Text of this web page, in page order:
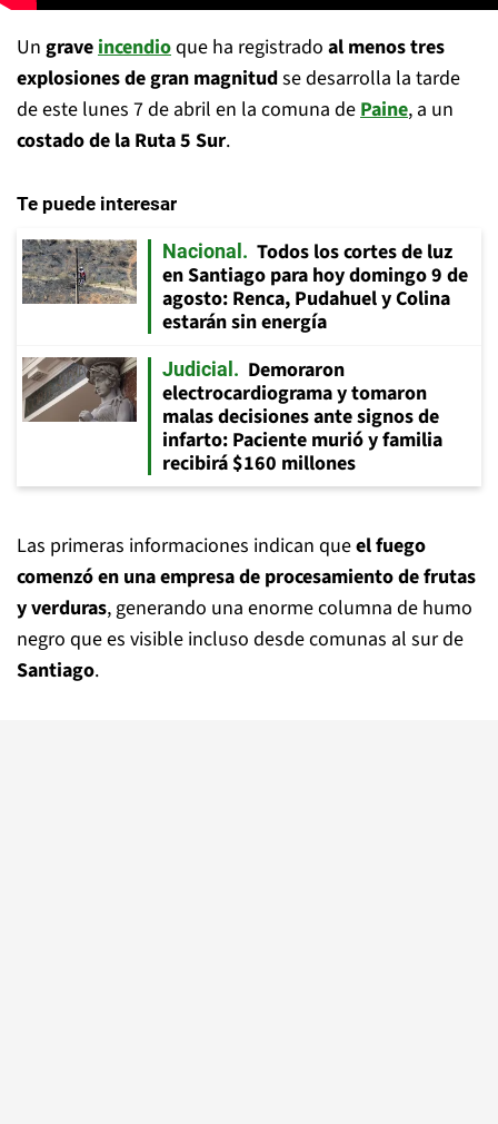
Un graveincendioque ha registrado al menos tres
explosiones de gran magnitudse desarrolla la tarde
de este lunes 7 de abril en la comuna dePaine, a un
costado de la Ruta 5 Sur.
Te puede interesar
Nacional
Todos los cortes de luz
en Santiago para hoy domingo 9 de
agosto: Renca, Pudahuel y Colina
estarán sin energía
Judicial
Demoraron
electrocardiograma y tomaron
malas decisiones ante signos de
infarto: Paciente murió y familia
recibirá $160 millones
Las primeras informaciones indican queel fuego
comenzó en una empresa de procesamiento de frutas
y verduras, generando una enorme columna de humo
negro que es visible incluso desde comunas al sur de
Santiago.